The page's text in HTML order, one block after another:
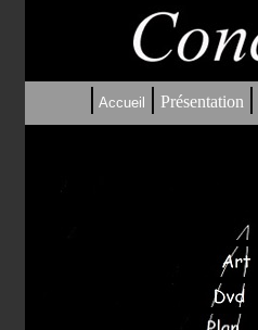
| Accueil | Présentation |